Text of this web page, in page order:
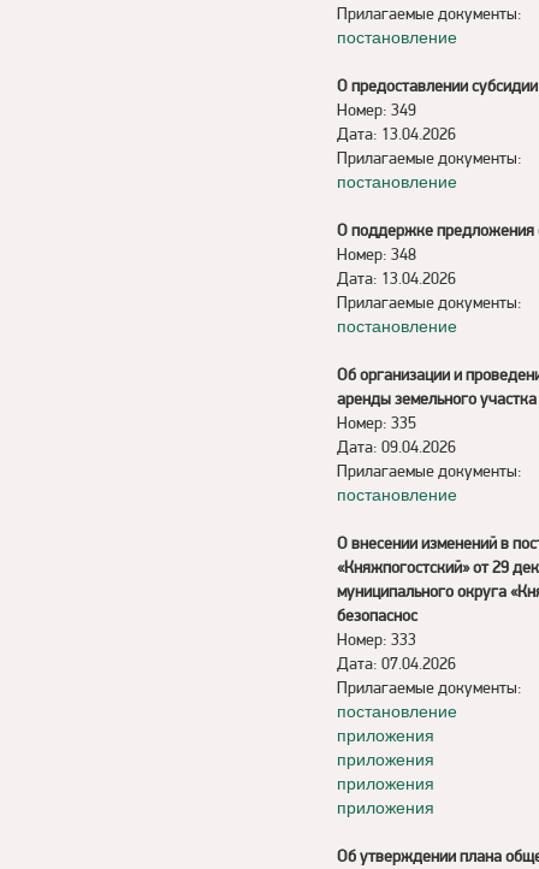
Прилагаемые документы:
постановление
О предоставлении
Номер: 349
Дата: 13.04.2026
Прилагаемые документы:
постановление
О поддержке предложения
Номер: 348
Дата: 13.04.2026
Прилагаемые документы:
постановление
Об организации и
аренды земельного участка
Номер: 335
Дата: 09.04.2026
Прилагаемые документы:
постановление
О внесении изменений в
«Княжпогостский» от 29
муниципального округа
безопаснос
Номер: 333
Дата: 07.04.2026
Прилагаемые документы:
постановление
приложения
приложения
приложения
приложения
Об утверждении плана